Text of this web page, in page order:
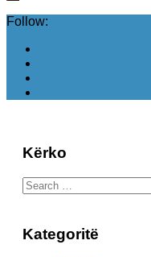
Follow:
Kërko
Search
for:
Kategoritë